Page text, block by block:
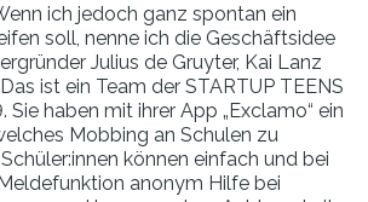
ich jedoch ganz spontan ein
soll, nenne ich die Geschäftsidee
Julius de Gruyter, Kai Lanz
ist ein Team der STARTUP TEENS
Sie haben mit ihrer App „Exclamo“ ein
Mobbing an Schulen zu
können einfach und bei
anonym Hilfe bei